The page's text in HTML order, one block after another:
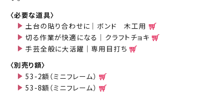
〈必要な道具〉
土台の貼り合わせに｜ボンド 木工用
切る作業が快適になる｜クラフトチョキ
手芸全般に大活躍｜専用目打ち
〈別売り額〉
53-2額（ミニフレーム）
53-8額（ミニフレーム）